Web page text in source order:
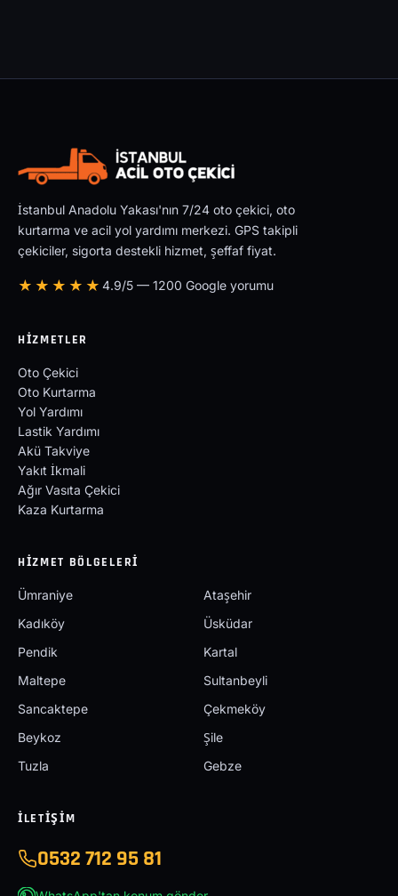
İstanbul Anadolu Yakası'nın 7/24 oto çekici, oto
kurtarma ve acil yol yardımı merkezi. GPS takipli
çekiciler, sigorta destekli hizmet, şeffaf fiyat.
★★★★★ 4.9/5 — 1200 Google yorumu
HIZMETLER
Oto Çekici
Oto Kurtarma
Yol Yardımı
Lastik Yardımı
Akü Takviye
Yakıt İkmali
Ağır Vasıta Çekici
Kaza Kurtarma
HIZMET BÖLGELERI
Ümraniye
Ataşehir
Kadıköy
Üsküdar
Pendik
Kartal
Maltepe
Sultanbeyli
Sancaktepe
Çekmeköy
Beykoz
Şile
Tuzla
Gebze
İLETIŞIM
0532 712 95 81